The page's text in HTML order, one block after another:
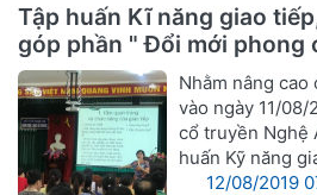
Tập huấn Kĩ năng giao
góp phần " Đổi mới phong
vụ cán bộ ngành Y hướng
người bệnh"
Nhằm nâng
vào ngày 11/08/
cổ truyền Nghệ
huấn Kỹ năng
12/08/2019